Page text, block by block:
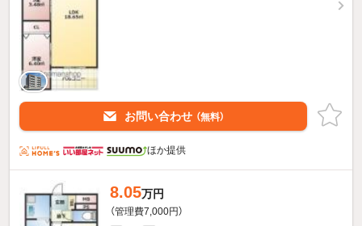
お問い合わせ （無料）
ほか提供
8.05万円
（管理費7,000円）